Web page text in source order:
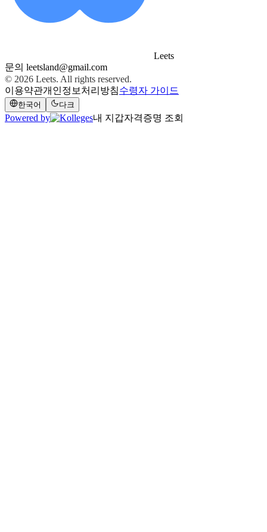
Leets
문의 leetsland@gmail.com
© 2026 Leets. All rights reserved.
이용약관개인정보처리방침수령자 가이드
한국어 다크
Powered by 내 지갑자격증명 조회